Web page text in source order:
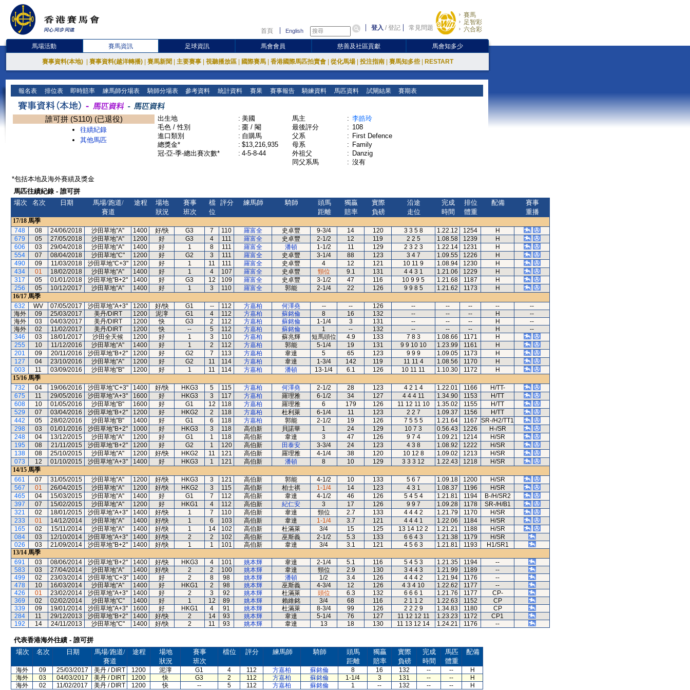
首頁 English 登入 /登記 常見問題
賽馬
足智彩
六合彩
馬場活動 賽馬資訊 足球資訊 馬會會員 慈善及社區貢獻 馬會知多少
賽事資料(本地) 賽事資料(越洋轉播) 賽馬新聞 主要賽事 視聽播放區 國際賽馬 香港國際馬匹拍賣會 從化馬場 投注指南 賽馬知多些 RESTART
報名表 排位表 即時賠率 練馬師分場表 騎師分場表 參考資料 統計資料 賽果 賽事報告 騎練資料 馬匹資料 試閘結果 賽期表
誰可拼 (S110) (已退役)
往績紀錄
其他馬匹
出生地 : 美國
毛色 / 性別
: 棗 / 閹
進口類別
: 自購馬
總獎金*
: $13,216,935
冠-亞-季-總出賽次數*
: 4-5-8-44
馬主 : 李皓玲
最後評分
: 108
父系
: First Defence
母系
: Family
外祖父
: Danzig
同父系馬
: 沒有
*包括本地及海外賽績及獎金
馬匹往績紀錄 - 誰可拼
場次
名次 日期
馬場/跑道/
賽道
途程
場地
狀況
賽事
班次
檔
位
評分 練馬師 騎師
頭馬
距離
獨贏
賠率
實際
負磅
沿途
走位
完成
時間
排位
體重
配備
賽事
重播
17/18 馬季
748
08 24/06/2018 沙田草地"A" 1400 好/快 G3 7 110 羅富全 史卓豐 9-3/4 14 120 3 3 5 8 1.22.12 1254
H
679
05 27/05/2018 沙田草地"A" 1200 好 G3 4 111 羅富全 史卓豐 2-1/2 12 119 2 2 5 1.08.58 1239
H
606
03 29/04/2018 沙田草地"A" 1400 好 1 8 111 羅富全 潘頓 1-1/2 11 129 2 3 2 3 1.22.14 1231
H
554
07 08/04/2018 沙田草地"C" 1200 好 G2 3 111 羅富全 史卓豐 3-1/4 88 123 3 4 7 1.09.55 1226
H
490
09 11/03/2018 沙田草地"C+3" 1200 好 1 11 111 羅富全 史卓豐 4 12 121 10 11 9 1.08.94 1230
H
434
01 18/02/2018 沙田草地"A" 1400 好 1 4 107 羅富全 史卓豐 頸位 9.1 131 4 4 3 1 1.21.06 1229
H
317
05 01/01/2018 沙田草地"B+2" 1400 好 G3 12 109 羅富全 史卓豐 3-1/2 47 116 10 9 9 5 1.21.68 1187
H
256
05 10/12/2017 沙田草地"A" 1400 好 1 3 110 羅富全 郭能 2-1/4 22 126 9 9 8 5 1.21.62 1173
H
16/17 馬季
632
WV 07/05/2017 沙田草地"A+3" 1200 好/快 G1 -- 112 方嘉柏 何澤堯 -- -- 126 -- -- -- --
--
海外
09 25/03/2017 美丹/DIRT 1200 泥濘 G1 4 112 方嘉柏 蘇銘倫 8 16 132 -- -- -- H
--
海外
03 04/03/2017 美丹/DIRT 1200 快 G3 2 112 方嘉柏 蘇銘倫 1-1/4 3 131 -- -- -- H
--
海外
02 11/02/2017 美丹/DIRT 1200 快 -- 5 112 方嘉柏 蘇銘倫 1 -- 132 -- -- -- H
--
346
03 18/01/2017 沙田全天候 1200 好 1 3 110 方嘉柏 蘇兆輝 短馬頭位 4.9 133 7 8 3 1.08.66 1171
H
255
10 11/12/2016 沙田草地"A" 1400 好 1 2 112 方嘉柏 郭能 5-1/4 19 131 9 9 10 10 1.23.99 1161
H
201
09 20/11/2016 沙田草地"B+2" 1200 好 G2 7 113 方嘉柏 韋達 5 65 123 9 9 9 1.09.05 1173
H
127
04 23/10/2016 沙田草地"A" 1200 好 G2 11 114 方嘉柏 韋達 1-3/4 142 119 11 11 4 1.08.56 1170
H
003
11 03/09/2016 沙田草地"B" 1200 好 1 11 114 方嘉柏 潘頓 13-1/4 6.1 126 10 11 11 1.10.30 1172
H
15/16 馬季
732
04 19/06/2016 沙田草地"C+3" 1400 好/快 HKG3 5 115 方嘉柏 何澤堯 2-1/2 28 123 4 2 1 4 1.22.01 1166
H/TT-
675
11 29/05/2016 沙田草地"A+3" 1600 好 HKG3 3 117 方嘉柏 羅理雅 6-1/2 34 127 4 4 4 11 1.34.90 1153
H/TT
608
10 01/05/2016 沙田草地"B" 1600 好 G1 12 118 方嘉柏 羅理雅 6 179 126 11 12 11 10 1.35.02 1155
H/TT
529
07 03/04/2016 沙田草地"B+2" 1200 好 HKG2 2 118 方嘉柏 杜利萊 6-1/4 11 123 2 2 7 1.09.37 1156
H/TT
442
05 28/02/2016 沙田草地"B" 1400 好 G1 6 118 方嘉柏 郭能 2-1/2 19 126 7 5 5 5 1.21.64 1167 SR-/H2/TT1
298
03 01/01/2016 沙田草地"B+2" 1000 好 HKG3 3 118 高伯新 貝諾華 1 24 129 10 7 3 0.56.43 1226
H-/SR
248
04 13/12/2015 沙田草地"A" 1200 好 G1 1 118 高伯新 韋達 3 47 126 9 7 4 1.09.21 1214
H/SR
195
08 21/11/2015 沙田草地"B+2" 1200 好 G2 1 120 高伯新 田泰安 3-3/4 24 123 4 3 8 1.08.92 1222
H/SR
138
08 25/10/2015 沙田草地"A" 1200 好/快 HKG2 11 121 高伯新 羅理雅 4-1/4 38 120 10 12 8 1.09.02 1213
H/SR
073
12 01/10/2015 沙田草地"A+3" 1400 好 HKG3 1 121 高伯新 潘頓 8 10 129 3 3 3 12 1.22.43 1218
H/SR
14/15 馬季
661
07 31/05/2015 沙田草地"A" 1200 好/快 HKG3 3 121 高伯新 郭能 4-1/2 10 133 5 6 7 1.09.18 1200
H/SR
567
01 26/04/2015 沙田草地"A" 1200 好/快 HKG2 3 115 高伯新 柏士祺 1-1/4 14 123 4 3 1 1.08.37 1196
H/SR
465
04 15/03/2015 沙田草地"A" 1400 好 G1 7 112 高伯新 韋達 4-1/2 46 126 5 4 5 4 1.21.81 1194
B-/H/SR2
397
07 15/02/2015 沙田草地"A" 1200 好 HKG1 4 112 高伯新 紀仁安 3 17 126 9 9 7 1.09.28 1178
SR-/H/B1
321
02 18/01/2015 沙田草地"A+3" 1400 好/快 1 7 110 高伯新 韋達 頸位 2.7 133 4 4 4 2 1.21.79 1170
H/SR
233
01 14/12/2014 沙田草地"A" 1400 好/快 1 6 103 高伯新 韋達 1-1/4 3.7 121 4 4 4 1 1.22.06 1184
H/SR
165
02 15/11/2014 沙田草地"A" 1400 好/快 1 14 102 高伯新 杜滿萊 3/4 15 125 13 14 12 2 1.21.21 1188
H/SR
084
03 12/10/2014 沙田草地"A+3" 1400 好/快 2 2 102 高伯新 巫斯義 2-1/2 5.3 133 6 6 4 3 1.21.38 1179
H/SR
026
03 21/09/2014 沙田草地"B+2" 1400 好/快 1 1 101 高伯新 韋達 3/4 3.1 121 4 5 6 3 1.21.81 1193
H1/SR1
13/14 馬季
691
03 08/06/2014 沙田草地"B+2" 1400 好/快 HKG3 4 101 姚本輝 韋達 2-1/4 5.1 116 5 4 5 3 1.21.35 1194
--
583
03 27/04/2014 沙田草地"A" 1400 好/快 2 2 100 姚本輝 韋達 頸位 2.9 130 3 4 4 3 1.21.99 1189
--
499
02 23/03/2014 沙田草地"C+3" 1400 好 2 8 98 姚本輝 潘頓 1/2 3.4 126 4 4 4 2 1.21.94 1176
--
478
10 16/03/2014 沙田草地"A" 1400 好 HKG1 2 98 姚本輝 巫斯義 4-3/4 12 126 4 3 4 10 1.22.62 1177
--
426
01 23/02/2014 沙田草地"A+3" 1400 好 2 3 92 姚本輝 杜滿萊 頭位 6.3 132 6 6 6 1 1.21.76 1177
CP-
369
02 02/02/2014 沙田草地"C" 1400 好 1 12 89 姚本輝 賴維銘 3/4 68 116 2 1 1 2 1.22.63 1152
CP
339
09 19/01/2014 沙田草地"A+3" 1600 好 HKG1 4 91 姚本輝 杜滿萊 8-3/4 99 126 2 2 2 9 1.34.83 1180
CP
284
11 29/12/2013 沙田草地"B+2" 1400 好/快 2 14 93 姚本輝 韋達 5-1/4 76 127 11 12 12 11 1.23.23 1172
CP1
192
14 24/11/2013 沙田草地"C" 1400 好/快 2 11 93 姚本輝 韋達 13 18 130 11 13 12 14 1.24.21 1176 --
代表香港海外往績 - 誰可拼
場次
名次 日期
馬場/跑道/
賽道
途程
場地
狀況
賽事
班次
檔位 評分 練馬師 騎師
頭馬
距離
獨贏
賠率
實際
負磅
完成
時間
馬匹
體重
配備
海外 09 25/03/2017 美丹 / DIRT 1200 泥濘 G1 4 112 方嘉柏 蘇銘倫 8 16 132 -- --
H
海外
03 04/03/2017 美丹 / DIRT 1200 快 G3 2 112 方嘉柏 蘇銘倫 1-1/4 3 131 -- --
H
海外
02 11/02/2017 美丹 / DIRT 1200 快 -- 5 112 方嘉柏 蘇銘倫 1 -- 132 -- -- H